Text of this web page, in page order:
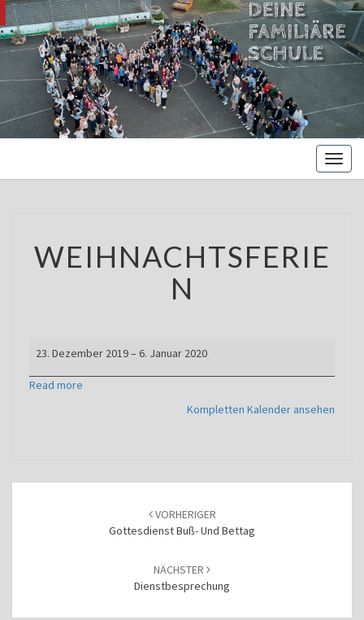
Oberschule –
Offene
Ganztagsschule
WEIHNACHTSFERIE
N
Weihnachtsferien
23. Dezember 2019– 6. Januar 2020
Read more
Kompletten Kalender ansehen
VORHERIGER
Gottesdienst Buß- Und Bettag
NÄCHSTER
Dienstbesprechung